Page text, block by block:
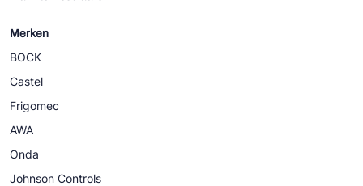
Merken
BOCK
Castel
Frigomec
AWA
Onda
Johnson Controls